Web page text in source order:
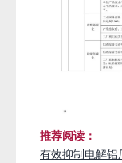
推荐阅读：
有效抑制电解铝